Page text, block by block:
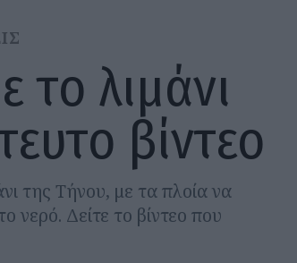
το λιμάνι
βίντεο
της Τήνου, με τα πλοία να
νερό. Δείτε το βίντεο που